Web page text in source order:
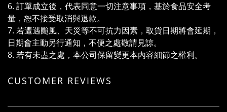
6. 訂單成立後，代表同意一切注意事項，基於食品安全考
量，恕不接受取消與退款。
7. 若遭遇颱風、天災等不可抗力因素，取貨日期將會延期，
日期會主動另行通知，不便之處敬請見諒。
8. 若有未盡之處，本公司保留變更本內容細節之權利。
CUSTOMER REVIEWS